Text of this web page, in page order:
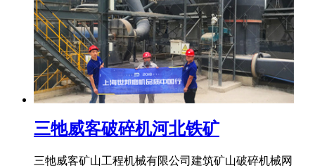
三牠威客破碎机河北铁矿
三牠威客矿山工程机械有限公司建筑矿山破碎机械网